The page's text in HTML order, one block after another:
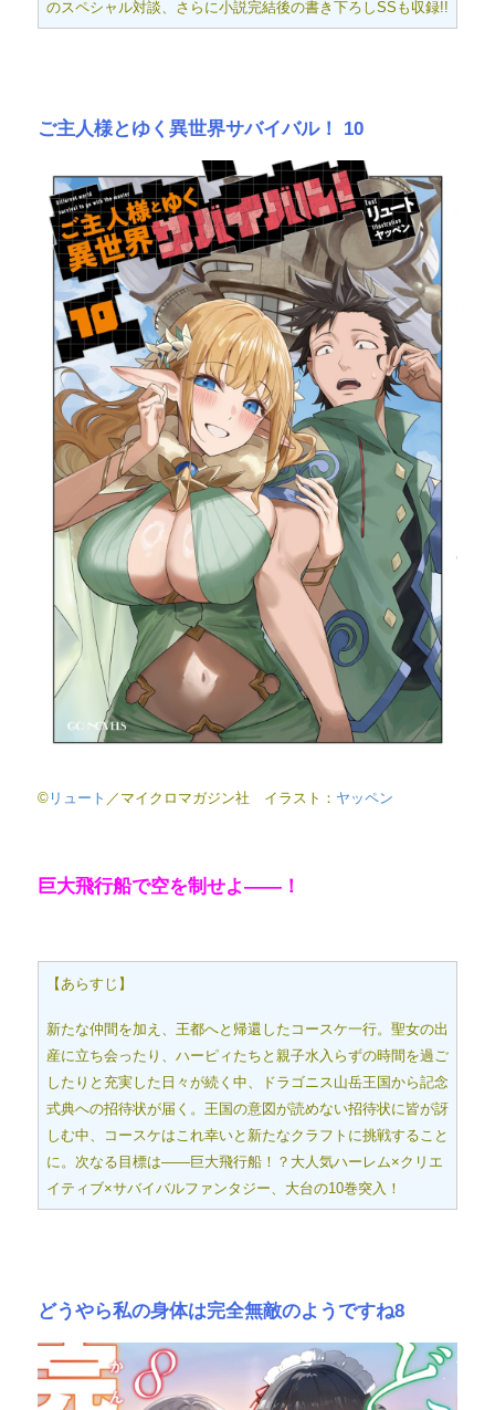
のスペシャル対談、さらに小説完結後の書き下ろしSSも収録!!
ご主人様とゆく異世界サバイバル！ 10
© リュート ／マイクロマガジン社 イラスト： ヤッペン
巨大飛行船で空を制せよ――！
【あらすじ】
新たな仲間を加え、王都へと帰還したコースケ一行。聖女の出
産に立ち会ったり、ハーピィたちと親子水入らずの時間を過ご
したりと充実した日々が続く中、ドラゴニス山岳王国から記念
式典への招待状が届く。王国の意図が読めない招待状に皆が訝
しむ中、コースケはこれ幸いと新たなクラフトに挑戦すること
に。次なる目標は――巨大飛行船！？大人気ハーレム×クリエ
イティブ×サバイバルファンタジー、大台の10巻突入！
どうやら私の身体は完全無敵のようですね8